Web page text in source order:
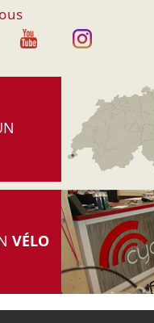
VÉLO
-Accueil-Mentions légales